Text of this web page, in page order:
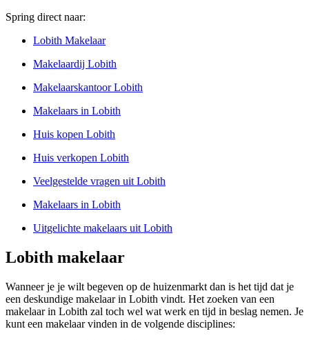
Spring direct naar:
Lobith Makelaar
Makelaardij Lobith
Makelaarskantoor Lobith
Makelaars in Lobith
Huis kopen Lobith
Huis verkopen Lobith
Veelgestelde vragen uit Lobith
Makelaars in Lobith
Uitgelichte makelaars uit Lobith
Lobith makelaar
Wanneer je je wilt begeven op de huizenmarkt dan is het tijd dat je
een deskundige makelaar in Lobith vindt. Het zoeken van een
makelaar in Lobith zal toch wel wat werk en tijd in beslag nemen. Je
kunt een makelaar vinden in de volgende disciplines: